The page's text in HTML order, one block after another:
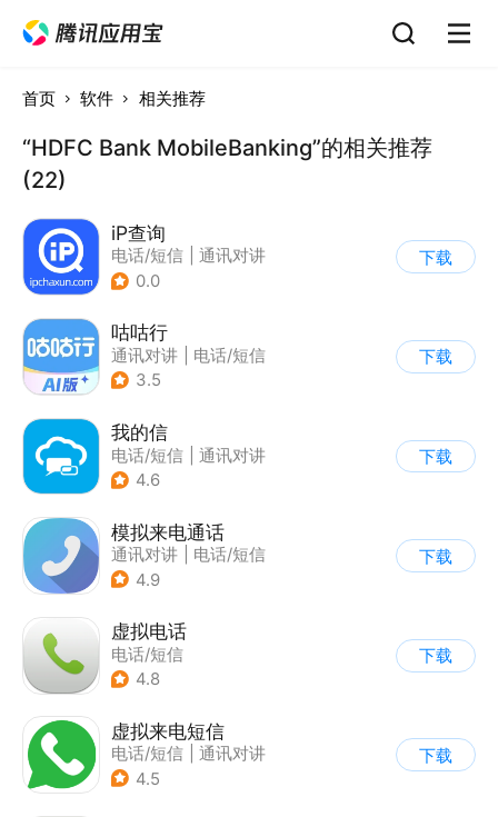
首页 软件 相关推荐
“HDFC Bank MobileBanking”的相关推荐
(22)
iP查询
电话/短信
通讯对讲
0.0
下载
咕咕行
通讯对讲
电话/短信
3.5
下载
我的信
电话/短信
通讯对讲
4.6
下载
模拟来电通话
通讯对讲
电话/短信
4.9
下载
虚拟电话
电话/短信
4.8
下载
虚拟来电短信
电话/短信
通讯对讲
4.5
下载